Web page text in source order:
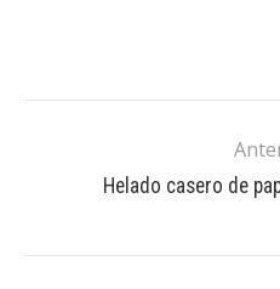
Helado casero de